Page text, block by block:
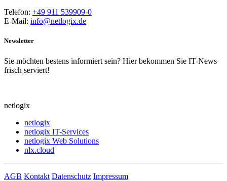
Telefon: +49 911 539909-0
E-Mail: info@netlogix.de
Newsletter
Sie möchten bestens informiert sein? Hier bekommen Sie IT-News
frisch serviert!
netlogix
netlogix
netlogix IT-Services
netlogix Web Solutions
nlx.cloud
AGB Kontakt Datenschutz Impressum